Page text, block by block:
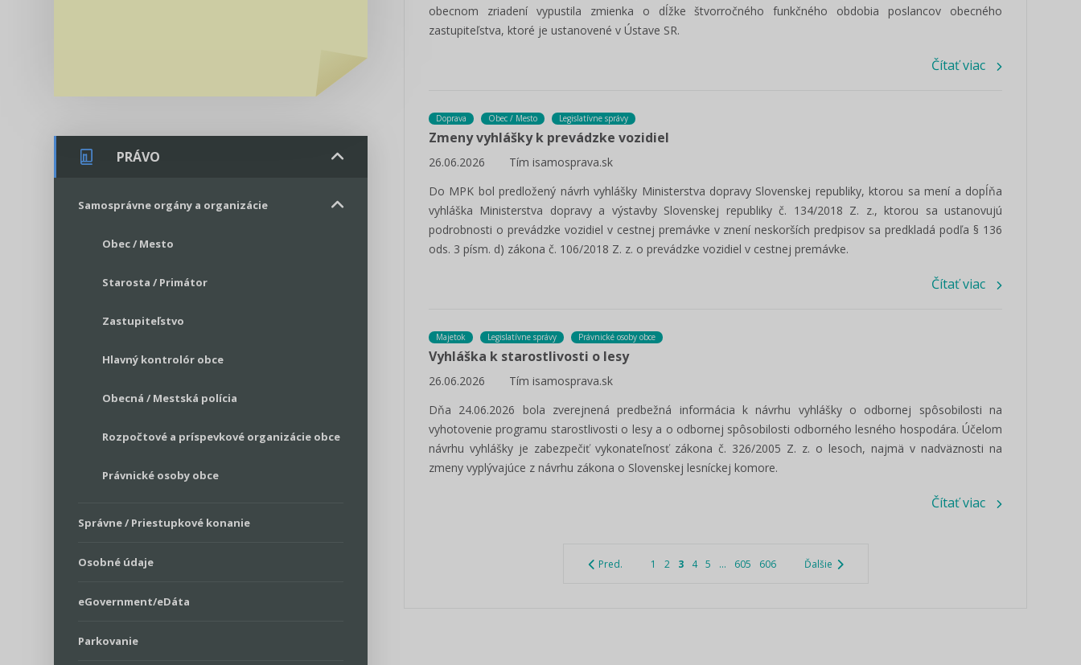
PRÁVO
Samosprávne orgány a organizácie
Obec / Mesto
Starosta / Primátor
Zastupiteľstvo
Hlavný kontrolór obce
Obecná / Mestská polícia
Rozpočtové a príspevkové organizácie obce
Právnické osoby obce
Správne / Priestupkové konanie
Osobné údaje
eGovernment/eDáta
Parkovanie
obecnom zriadení vypustila zmienka o dĺžke štvorročného funkčného obdobia poslancov obecného
zastupiteľstva, ktoré je ustanovené v Ústave SR.
Čítať viac
Doprava Obec / Mesto Legislatívne správy
Zmeny vyhlášky k prevádzke vozidiel
26.06.2026
Tím isamosprava.sk
Do MPK bol predložený návrh vyhlášky Ministerstva dopravy Slovenskej republiky, ktorou sa mení a dopĺňa
vyhláška Ministerstva dopravy a výstavby Slovenskej republiky č. 134/2018 Z. z., ktorou sa ustanovujú
podrobnosti o prevádzke vozidiel v cestnej premávke v znení neskorších predpisov sa predkladá podľa § 136
ods. 3 písm. d) zákona č. 106/2018 Z. z. o prevádzke vozidiel v cestnej premávke.
Čítať viac
Majetok Legislatívne správy Právnické osoby obce
Vyhláška k starostlivosti o lesy
26.06.2026
Tím isamosprava.sk
Dňa 24.06.2026 bola zverejnená predbežná informácia k návrhu vyhlášky o odbornej spôsobilosti na
vyhotovenie programu starostlivosti o lesy a o odbornej spôsobilosti odborného lesného hospodára. Účelom
návrhu vyhlášky je zabezpečiť vykonateľnosť zákona č. 326/2005 Z. z. o lesoch, najmä v nadväznosti na
zmeny vyplývajúce z návrhu zákona o Slovenskej lesníckej komore.
Čítať viac
Pred. 1 2 3 4 5 ... 605 606 Ďalšie